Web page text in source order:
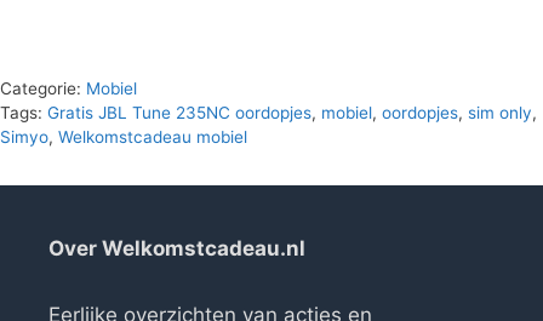
Categorie: Mobiel
Tags: Gratis JBL Tune 235NC oordopjes, mobiel, oordopjes, sim only,
Simyo, Welkomstcadeau mobiel
Over Welkomstcadeau.nl
Eerlijke overzichten van acties en